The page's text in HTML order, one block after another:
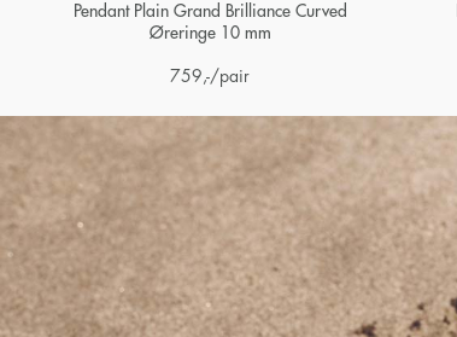
Pendant Plain Grand Brilliance Curved
Øreringe 10 mm
759 ,-/pair